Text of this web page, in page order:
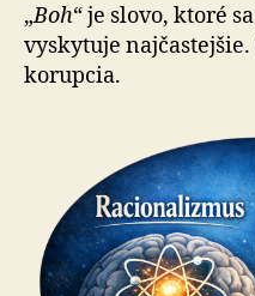
„Boh“ je slovo, ktoré
vyskytuje najčastejšie.
korupcia.